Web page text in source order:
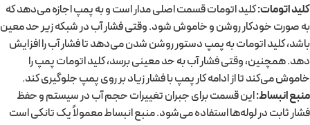
کلید اتومات:کلید اتومات قسمت اصلی مدار است و به پمپ اجازه می‌دهد که
به صورت خودکار روشن و خاموش شود. وقتی فشار آب در شبکه زیر حد معین
باشد، کلید اتومات به پمپ دستور روشن شدن می‌دهد تا فشار آب را افزایش
دهد. همچنین، وقتی فشار آب به حد معینی برسد، کلید اتومات پمپ را
خاموش می‌کند تا از ادامه کار پمپ با فشار زیاد بر روی پمپ جلوگیری کند.
منبع انبساط:این قسمت برای جبران تغییرات حجم آب در سیستم و حفظ
فشار ثابت در لوله‌ها استفاده می‌شود. منبع انبساط معمولاً یک تانکی است